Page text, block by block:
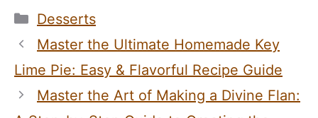
Catégories
Desserts
Master the Ultimate Homemade Key
Lime Pie: Easy & Flavorful Recipe Guide
Master the Art of Making a Divine Flan: